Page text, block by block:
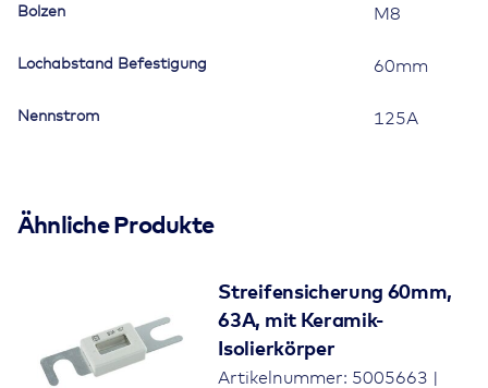
Bolzen M8
Lochabstand Befestigung 60mm
Nennstrom 125A
Ähnliche Produkte
Streifensicherung 60mm,
63A, mit Keramik-
Isolierkörper
Artikelnummer: 5005663 |